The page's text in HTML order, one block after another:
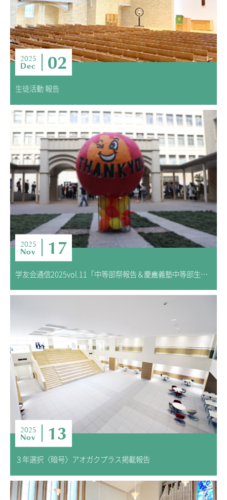
2025
Dec 02
生徒活動 報告
2025
Nov 17
学友会通信2025vol.11「中等部祭報告＆慶應義塾中等部生徒会との交流会④」
2025
Nov 13
３年選択〈暗号〉アオガクプラス掲載報告